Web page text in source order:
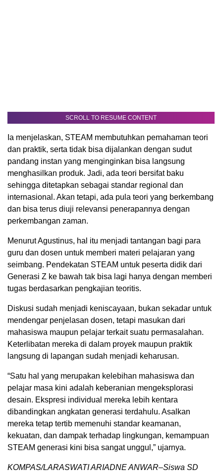
SCROLL TO RESUME CONTENT
Ia menjelaskan, STEAM membutuhkan pemahaman teori
dan praktik, serta tidak bisa dijalankan dengan sudut
pandang instan yang menginginkan bisa langsung
menghasilkan produk. Jadi, ada teori bersifat baku
sehingga ditetapkan sebagai standar regional dan
internasional. Akan tetapi, ada pula teori yang berkembang
dan bisa terus diuji relevansi penerapannya dengan
perkembangan zaman.
Menurut Agustinus, hal itu menjadi tantangan bagi para
guru dan dosen untuk memberi materi pelajaran yang
seimbang. Pendekatan STEAM untuk peserta didik dari
Generasi Z ke bawah tak bisa lagi hanya dengan memberi
tugas berdasarkan pengkajian teoritis.
Diskusi sudah menjadi keniscayaan, bukan sekadar untuk
mendengar penjelasan dosen, tetapi masukan dari
mahasiswa maupun pelajar terkait suatu permasalahan.
Keterlibatan mereka di dalam proyek maupun praktik
langsung di lapangan sudah menjadi keharusan.
“Satu hal yang merupakan kelebihan mahasiswa dan
pelajar masa kini adalah keberanian mengeksplorasi
desain. Ekspresi individual mereka lebih kentara
dibandingkan angkatan generasi terdahulu. Asalkan
mereka tetap tertib memenuhi standar keamanan,
kekuatan, dan dampak terhadap lingkungan, kemampuan
STEAM generasi kini bisa sangat unggul,” ujarnya.
KOMPAS/LARASWATI ARIADNE ANWAR–Siswa SD